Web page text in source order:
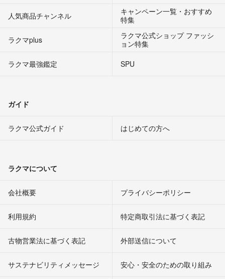
人気商品チャンネル
キャンペーン一覧・おすすめ
特集
ラクマplus
ラクマ公式ショップ ファッシ
ョン特集
ラクマ最強鑑定
SPU
ガイド
ラクマ公式ガイド はじめての方へ
ラクマについて
会社概要 プライバシーポリシー
利用規約 特定商取引法に基づく表記
古物営業法に基づく表記 外部送信について
サステナビリティメッセージ 安心・安全のための取り組み